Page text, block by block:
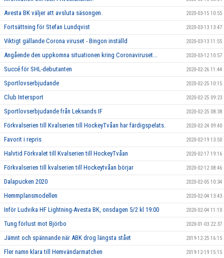
Avesta BK väljer att avsluta säsongen. 2020-03-15 10:55
Fortsättning för Stefan Lundqvist 2020-03-13 13:47
Viktigt gällande Corona viruset - Bingon inställd 2020-03-13 11:55
Angående den uppkomna situationen kring Coronaviruset... 2020-03-12 10:57
Succé för SHL-debutanten 2020-02-26 11:44
Sportlovserbjudande 2020-02-25 10:15
Club Intersport 2020-02-25 09:23
Sportlovserbjudande från Leksands IF 2020-02-25 08:38
Förkvalserien till Kvalserien till HockeyTvåan har färdigspelats. 2020-02-24 09:40
Favorit i repris 2020-02-19 13:50
Halvtid Förkvalet till Kvalserien till HockeyTvåan 2020-02-17 19:16
Förkvalserien till kvalserien till Hockeytvåan börjar 2020-02-12 08:46
Dalapucken 2020 2020-02-05 10:34
Hemmplansmodellen 2020-02-04 13:43
Inför Ludvika HF Lightning-Avesta BK, onsdagen 5/2 kl 19:00 2020-02-04 11:10
Tung förlust mot Björbo 2020-01-03 22:37
Jämnt och spännande när ABK drog längsta stået 2019-12-25 16:15
Fler namn klara till Hemvändarmatchen 2019-12-19 15:15